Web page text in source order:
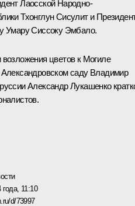
Лаосской Народно-
Тхонглун Сисулит и
Умару Сиссоку Эмбало.
цветов к Могиле
саду Владимир
Александр Лукашенко
11:10
d/73997